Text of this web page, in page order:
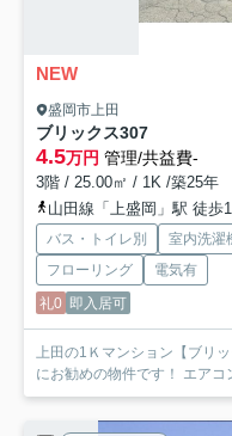
NEW
盛岡市上田
ブリックス307
4.5万円 管理/共益費-
3階 / 25.00㎡ / 1K /築25年
山田線「上盛岡」駅 徒歩
バス・トイレ別 室内洗濯
フローリング
電気有
礼0 即入居可
上田の1Ｋマンション【ブリックス】！！ 岩手大学
にお勧めの